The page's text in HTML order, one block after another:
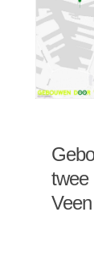
twee
Veen